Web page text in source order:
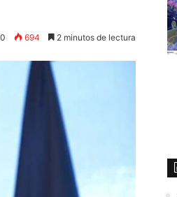
0 694 2 minutos de lectura